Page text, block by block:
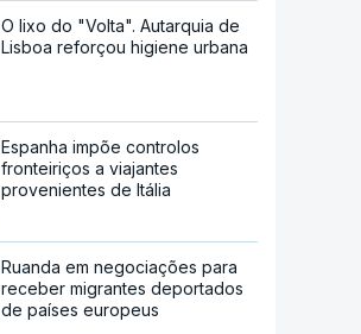
O lixo do "Volta". Autarquia de
Lisboa reforçou higiene urbana
Espanha impõe controlos
fronteiriços a viajantes
provenientes de Itália
Ruanda em negociações para
receber migrantes deportados
de países europeus